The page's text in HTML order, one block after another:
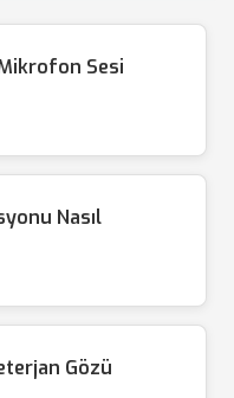
Sesi
Nasıl
Gözü